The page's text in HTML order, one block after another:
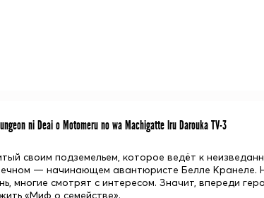
ni Deai o Motomeru no wa Machigatte Iru Darouka TV-3
своим подземельем, которое ведёт к
— начинающем авантюристе Белле Кранеле.
многие смотрят с интересом. Значит, впереди
«Миф о семействе».